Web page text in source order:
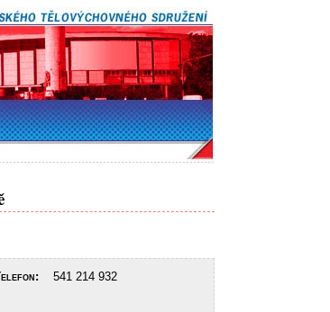
541 214 932